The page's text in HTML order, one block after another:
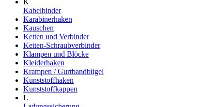
K
Kabelbinder
Karabinerhaken
Kauschen
Ketten und Verbinder
Ketten-Schraubverbinder
Klampen und Blöcke
Kleiderhaken
Krampen / Gurtbandbügel
Kunststoffhaken
Kunststoffkappen
L